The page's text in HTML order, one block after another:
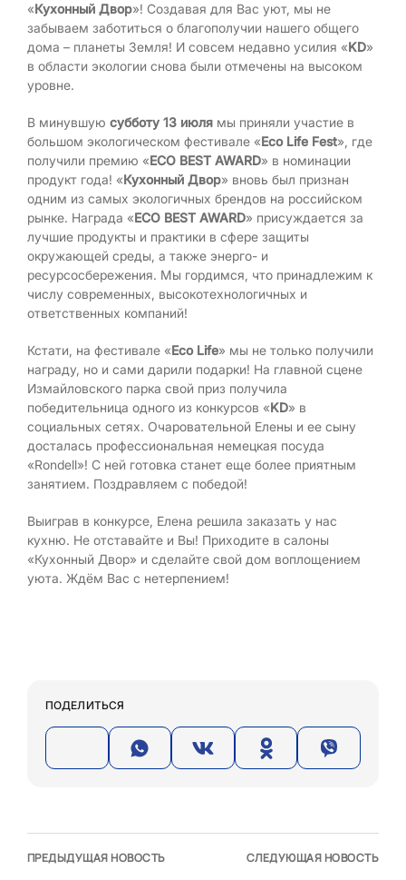
«Кухонный Двор»! Создавая для Вас уют, мы не
забываем заботиться о благополучии нашего общего
дома – планеты Земля! И совсем недавно усилия «KD»
в области экологии снова были отмечены на высоком
уровне.
В минувшую субботу 13 июля мы приняли участие в
большом экологическом фестивале «Eco Life Fest», где
получили премию «ECO BEST AWARD» в номинации
продукт года! «Кухонный Двор» вновь был признан
одним из самых экологичных брендов на российском
рынке. Награда «ECO BEST AWARD» присуждается за
лучшие продукты и практики в сфере защиты
окружающей среды, а также энерго- и
ресурсосбережения. Мы гордимся, что принадлежим к
числу современных, высокотехнологичных и
ответственных компаний!
Кстати, на фестивале «Eco Life» мы не только получили
награду, но и сами дарили подарки! На главной сцене
Измайловского парка свой приз получила
победительница одного из конкурсов «KD» в
социальных сетях. Очаровательной Елены и ее сыну
досталась профессиональная немецкая посуда
«Rondell»! С ней готовка станет еще более приятным
занятием. Поздравляем с победой!
Выиграв в конкурсе, Елена решила заказать у нас
кухню. Не отставайте и Вы! Приходите в салоны
«Кухонный Двор» и сделайте свой дом воплощением
уюта. Ждём Вас с нетерпением!
ПОДЕЛИТЬСЯ
ПРЕДЫДУЩАЯ НОВОСТЬ СЛЕДУЮЩАЯ НОВОСТЬ